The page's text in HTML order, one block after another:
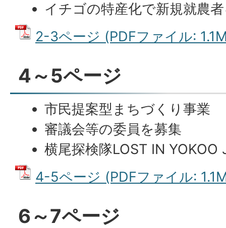
イチゴの特産化で新規就農
2-3ページ (PDFファイル:
4～5ページ
市民提案型まちづくり事業
審議会等の委員を募集
横尾探検隊LOST IN YOKOO
4-5ページ (PDFファイル:
6～7ページ